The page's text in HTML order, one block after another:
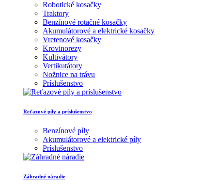
Robotické kosačky
Traktory
Benzínové rotačné kosačky
Akumulátorové a elektrické kosačky
Vretenové kosačky
Krovinorezy
Kultivátory
Vertikutátory
Nožnice na trávu
Príslušenstvo
Reťazové píly a príslušenstvo
Benzínové píly
Akumulátorové a elektrické píly
Príslušenstvo
Záhradné náradie